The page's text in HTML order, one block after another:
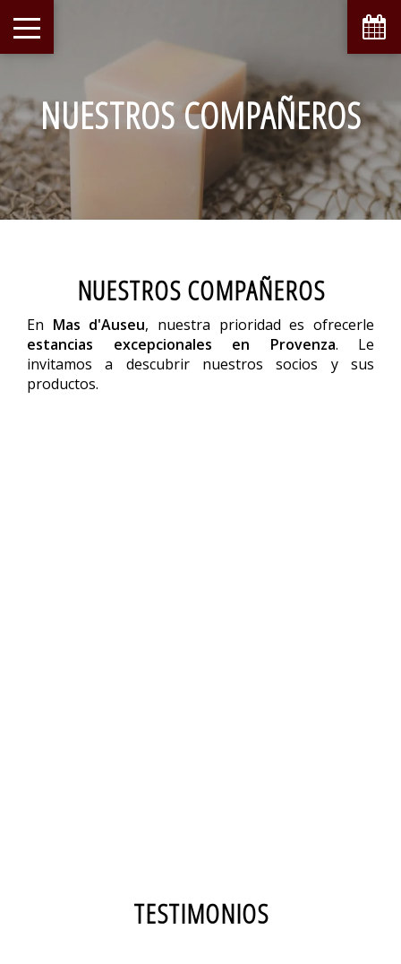
NUESTROS COMPAÑEROS
NUESTROS COMPAÑEROS
En Mas d'Auseu, nuestra prioridad es ofrecerle
estancias excepcionales en Provenza. Le
invitamos a descubrir nuestros socios y sus
productos.
TESTIMONIOS